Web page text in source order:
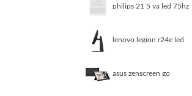
philips 21 5 va led 75hz
lenovo legion r24e led
asus zenscreen go